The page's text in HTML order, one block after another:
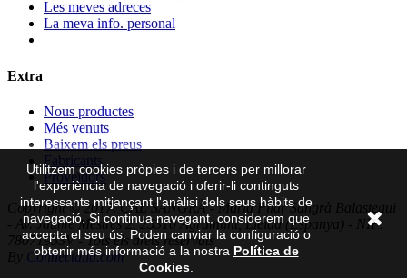
Utilitzem cookies pròpies i de tercers per millorar
l'experiència de navegació i oferir-li continguts
interessants mitjançant l'anàlisi dels seus hàbits de
navegació. Si continua navegant, considerem que
accepta el seu ús. Poden canviar la configuració o
obtenir més informació a la nostra Política de
Cookies.
Les meves adreces
La meva info. personal
Extra
Nous productes
Més venuts
Baixem els preus
Fabricants
Proveïdors
Copyright © 2017. CAL SANGRÀ - Maria Pilar Sangrà Balastegui
- Av. Jaume Mestres 2, 25310 Agramunt, Lleida (Espanya) - NIF:
78071953V - Tots els drets reservats
By Connectalia.com